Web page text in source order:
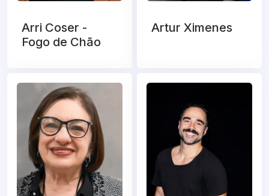
Arri Coser -
Fogo de Chão
Artur Ximenes